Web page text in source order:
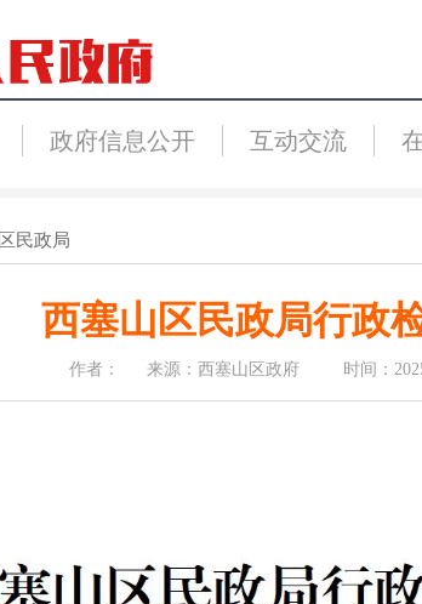
政府信息公开 互动交流
区民政局
西塞山区民政局行政
作者： 来源：西塞山区政府 时间：2025-